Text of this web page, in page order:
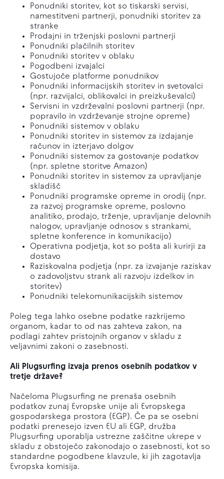
Ponudniki storitev, kot so tiskarski servisi,
namestitveni partnerji, ponudniki storitev za
stranke
Prodajni in trženjski poslovni partnerji
Ponudniki plačilnih storitev
Ponudniki storitev v oblaku
Pogodbeni izvajalci
Gostujoče platforme ponudnikov
Ponudniki informacijskih storitev in svetovalci
(npr. razvijalci, oblikovalci in preizkuševalci)
Servisni in vzdrževalni poslovni partnerji (npr.
popravilo in vzdrževanje strojne opreme)
Ponudniki sistemov v oblaku
Ponudniki storitev in sistemov za izdajanje
računov in izterjavo dolgov
Ponudniki sistemov za gostovanje podatkov
(npr. spletne storitve Amazon)
Ponudniki storitev in sistemov za upravljanje
skladišč
Ponudniki programske opreme in orodij (npr.
za razvoj programske opreme, poslovno
analitiko, prodajo, trženje, upravljanje delovnih
nalogov, upravljanje odnosov s strankami,
spletne konference in komunikacijo)
Operativna podjetja, kot so pošta ali kurirji za
dostavo
Raziskovalna podjetja (npr. za izvajanje raziskav
o zadovoljstvu strank ali razvoju izdelkov in
storitev)
Ponudniki telekomunikacijskih sistemov
Poleg tega lahko osebne podatke razkrijemo
organom, kadar to od nas zahteva zakon, na
podlagi zahtev pristojnih organov v skladu z
veljavnimi zakoni o zasebnosti.
Ali Plugsurfing izvaja prenos osebnih podatkov v
tretje države?
Načeloma Plugsurfing ne prenaša osebnih
podatkov zunaj Evropske unije ali Evropskega
gospodarskega prostora (EGP). Če pa se osebni
podatki prenesejo izven EU ali EGP, družba
Plugsurfing uporablja ustrezne zaščitne ukrepe v
skladu z obstoječo zakonodajo o zasebnosti, kot so
standardne pogodbene klavzule, ki jih zagotavlja
Evropska komisija.